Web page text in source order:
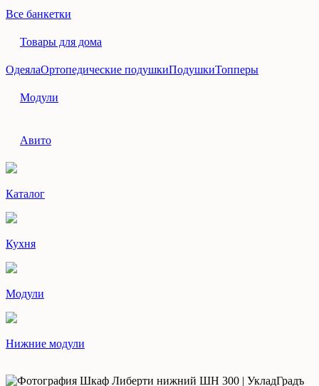
Все банкетки
Товары для дома
ОдеялаОртопедические подушкиПодушкиТопперы
Модули
Авито
Каталог
Кухня
Модули
Нижние модули